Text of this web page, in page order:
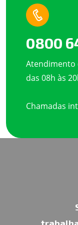
0800
Atendimento
das 08h às
Chamadas